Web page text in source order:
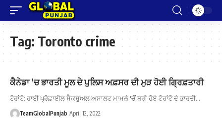
Tag: Toronto crime
ਕੈਨੇਡਾ ’ਚ ਭਾਰਤੀ ਮੂਲ ਦੇ ਪੁਲਿਸ ਅਫ਼ਸਰ ਦੀ ਮੁੜ ਹੋਈ ਗ੍ਰਿਫ਼ਤਾਰੀ
ਟੋਰਾਂਟੋ: ਹਾਈ ਪ੍ਰੋਫ਼ਾਈਲ ਸੈਕਸ਼ੁਅਲ ਅਸਾਲਟ ਮਾਮਲੇ 'ਚੋਂ ਬਰੀ ਹੋਏ ਟੋਰਾਂਟੋ ਦੇ ਭਾਰਤੀ…
TeamGlobalPunjab April 12, 2022